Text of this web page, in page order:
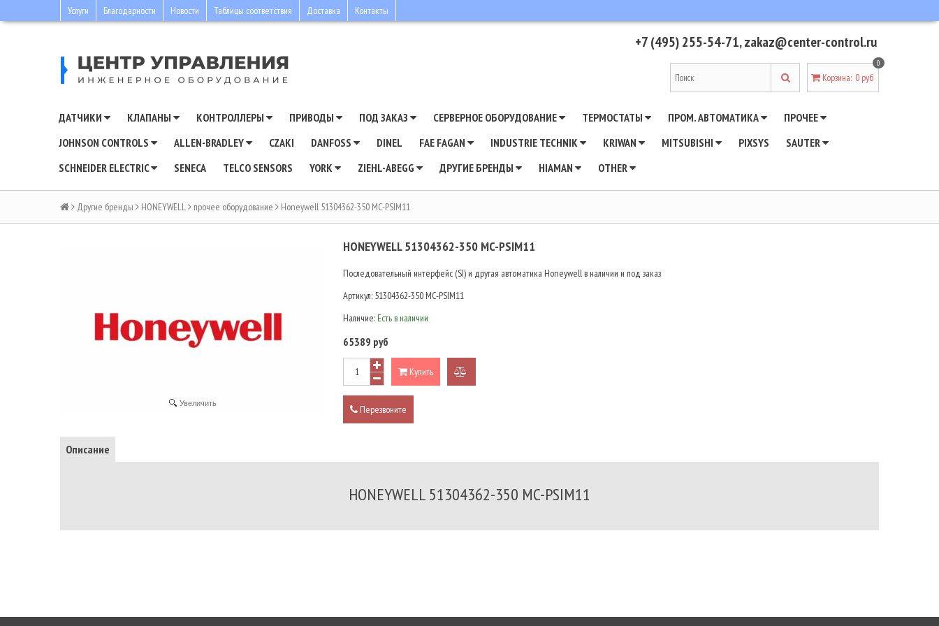
Услуги Благодарности Новости Таблицы соответствия Доставка Контакты
+7 (495) 255-54-71,zakaz@center-control.ru
Корзина:
0
0 руб
ДАТЧИКИ КЛАПАНЫ КОНТРОЛЛЕРЫ ПРИВОДЫ ПОД ЗАКАЗ СЕРВЕРНОЕ ОБОРУДОВАНИЕ ТЕРМОСТАТЫ ПРОМ. АВТОМАТИКА
ПРОЧЕЕ
JOHNSON CONTROLS
ALLEN-BRADLEY CZAKI DANFOSS DINEL FAE FAGAN INDUSTRIE TECHNIK KRIWAN MITSUBISHI PIXSYS
SAUTER
SCHNEIDER ELECTRIC
SENECA TELCO SENSORS YORK ZIEHL-ABEGG ДРУГИЕ БРЕНДЫ HIAMAN OTHER
Другие бренды HONEYWELL прочее оборудование Honeywell 51304362-350 MC-PSIM11
Увеличить
HONEYWELL 51304362-350 MC-PSIM11
Последовательный интерфейс (SI) и другая автоматика Honeywell в наличии и под заказ
Артикул: 51304362-350 MC-PSIM11
Наличие: Есть в наличии
65389 руб
Купить
Перезвоните
Описание
HONEYWELL 51304362-350 MC-PSIM11